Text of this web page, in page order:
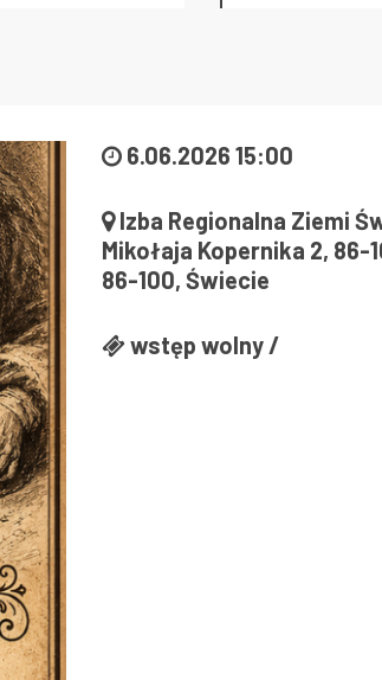
6.06.2026 15:00
Izba Regionalna Ziemi
Mikołaja Kopernika 2, 86-
86-100, Świecie
wstęp wolny /